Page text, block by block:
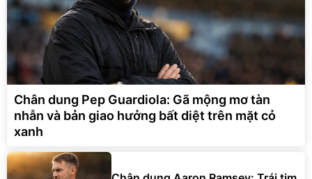
Chân dung Pep Guardiola: Gã mộng mơ tàn
nhẫn và bản giao hưởng bất diệt trên mặt cỏ
xanh